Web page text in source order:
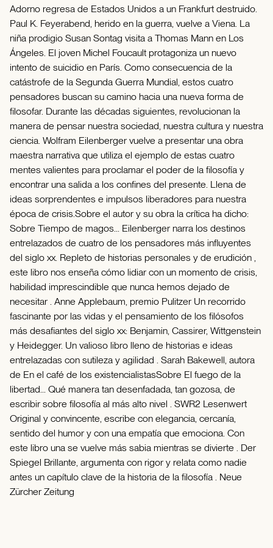
Adorno regresa de Estados Unidos a un Frankfurt destruido.
Paul K. Feyerabend, herido en la guerra, vuelve a Viena. La
niña prodigio Susan Sontag visita a Thomas Mann en Los
Ángeles. El joven Michel Foucault protagoniza un nuevo
intento de suicidio en París. Como consecuencia de la
catástrofe de la Segunda Guerra Mundial, estos cuatro
pensadores buscan su camino hacia una nueva forma de
filosofar. Durante las décadas siguientes, revolucionan la
manera de pensar nuestra sociedad, nuestra cultura y nuestra
ciencia. Wolfram Eilenberger vuelve a presentar una obra
maestra narrativa que utiliza el ejemplo de estas cuatro
mentes valientes para proclamar el poder de la filosofía y
encontrar una salida a los confines del presente. Llena de
ideas sorprendentes e impulsos liberadores para nuestra
época de crisis.Sobre el autor y su obra la crítica ha dicho:
Sobre Tiempo de magos... Eilenberger narra los destinos
entrelazados de cuatro de los pensadores más influyentes
del siglo xx. Repleto de historias personales y de erudición ,
este libro nos enseña cómo lidiar con un momento de crisis,
habilidad imprescindible que nunca hemos dejado de
necesitar . Anne Applebaum, premio Pulitzer Un recorrido
fascinante por las vidas y el pensamiento de los filósofos
más desafiantes del siglo xx: Benjamin, Cassirer, Wittgenstein
y Heidegger. Un valioso libro lleno de historias e ideas
entrelazadas con sutileza y agilidad . Sarah Bakewell, autora
de En el café de los existencialistasSobre El fuego de la
libertad... Qué manera tan desenfadada, tan gozosa, de
escribir sobre filosofía al más alto nivel . SWR2 Lesenwert
Original y convincente, escribe con elegancia, cercanía,
sentido del humor y con una empatía que emociona. Con
este libro una se vuelve más sabia mientras se divierte . Der
Spiegel Brillante, argumenta con rigor y relata como nadie
antes un capítulo clave de la historia de la filosofía . Neue
Zürcher Zeitung